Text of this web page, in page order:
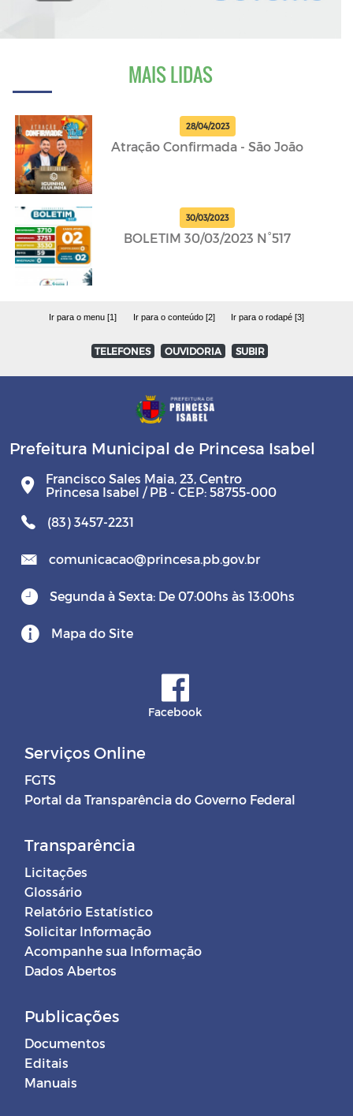
MAIS LIDAS
28/04/2023
Atração Confirmada - São João
30/03/2023
BOLETIM 30/03/2023 N°517
Ir para o menu [1] Ir para o conteúdo [2] Ir para o rodapé [3]
TELEFONES OUVIDORIA SUBIR
Prefeitura Municipal de Princesa Isabel
Francisco Sales Maia, 23, Centro
Princesa Isabel / PB - CEP: 58755-000
(83) 3457-2231
comunicacao@princesa.pb.gov.br
Segunda à Sexta: De 07:00hs às 13:00hs
Mapa do Site
Facebook
Serviços Online
FGTS
Portal da Transparência do Governo Federal
Transparência
Licitações
Glossário
Relatório Estatístico
Solicitar Informação
Acompanhe sua Informação
Dados Abertos
Publicações
Documentos
Editais
Manuais